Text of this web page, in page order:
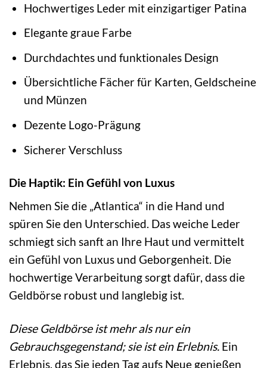
Hochwertiges Leder mit einzigartiger Patina
Elegante graue Farbe
Durchdachtes und funktionales Design
Übersichtliche Fächer für Karten, Geldscheine
und Münzen
Dezente Logo-Prägung
Sicherer Verschluss
Die Haptik: Ein Gefühl von Luxus
Nehmen Sie die „Atlantica“ in die Hand und
spüren Sie den Unterschied. Das weiche Leder
schmiegt sich sanft an Ihre Haut und vermittelt
ein Gefühl von Luxus und Geborgenheit. Die
hochwertige Verarbeitung sorgt dafür, dass die
Geldbörse robust und langlebig ist.
Diese Geldbörse ist mehr als nur ein
Gebrauchsgegenstand; sie ist ein Erlebnis. Ein
Erlebnis, das Sie jeden Tag aufs Neue genießen